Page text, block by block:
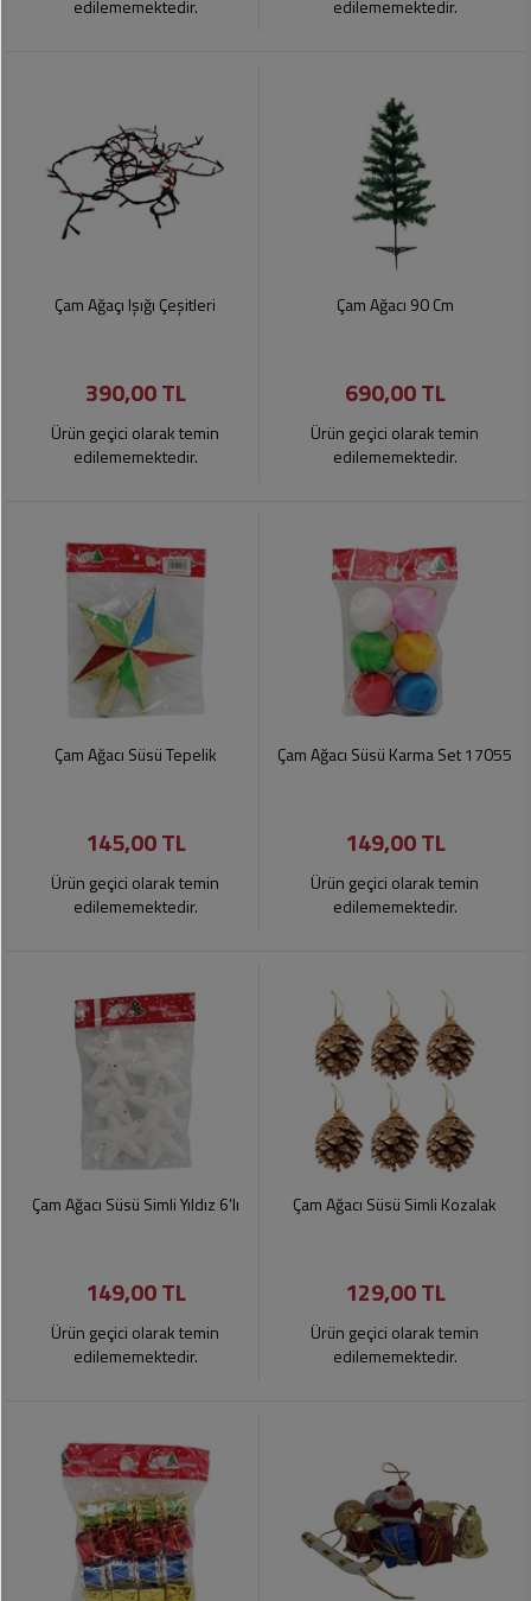
edilememektedir. edilememektedir.
Çam Ağaçı Işığı Çeşitleri
390,00 TL
Ürün geçici olarak temin
edilememektedir.
Çam Ağacı 90 Cm
690,00 TL
Ürün geçici olarak temin
edilememektedir.
Çam Ağacı Süsü Tepelik
145,00 TL
Ürün geçici olarak temin
edilememektedir.
Çam Ağacı Süsü Karma Set 17055
149,00 TL
Ürün geçici olarak temin
edilememektedir.
Çam Ağacı Süsü Simli Yıldız 6’lı
149,00 TL
Ürün geçici olarak temin
edilememektedir.
Çam Ağacı Süsü Simli Kozalak
129,00 TL
Ürün geçici olarak temin
edilememektedir.